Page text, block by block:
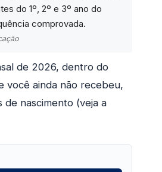
do 1º, 2º e 3º ano do
comprovada.
de 2026, dentro do
você ainda não recebeu,
nascimento (veja a